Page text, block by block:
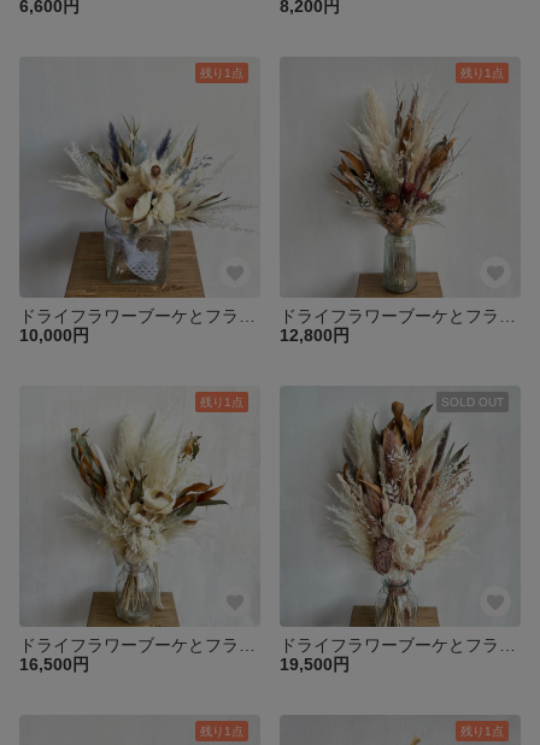
6,600円
8,200円
残り1点
10,000円
残り1点
12,800円
残り1点
16,500円
SOLD OUT
19,500円
残り1点 残り1点